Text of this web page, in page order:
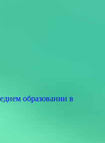
образовании в